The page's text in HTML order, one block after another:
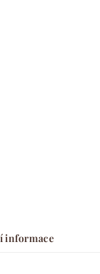
informace